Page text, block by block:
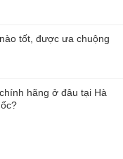
tốt, được ưa chuộng
hãng ở đâu tại Hà